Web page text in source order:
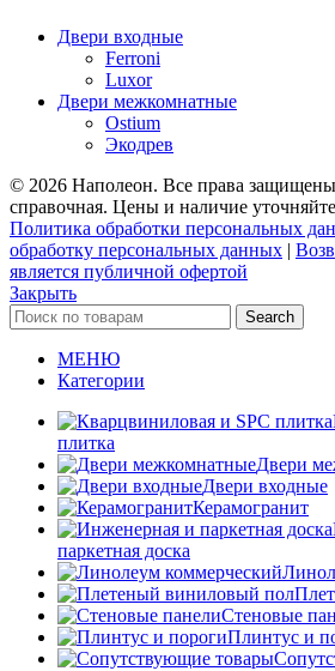
Двери входные
Ferroni
Luxor
Двери межкомнатные
Ostium
Экодрев
© 2026 Наполеон. Все права
справочная. Цены и наличие
Политика обработки персональных
обработку персональных данных |
является публичной офертой
Закрыть
Search
МЕНЮ
Категории
плитка
Двери
Двери входные
Керамогранит
паркетная доска
Стеновые
Плинтус и